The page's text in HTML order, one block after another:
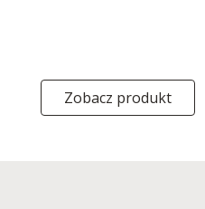
Zobacz produkt